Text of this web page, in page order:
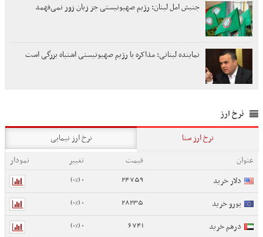
جنبش امل لبنان: رژیم صهیونیستی جز زبان زور نمی‌فهمد
نماینده لبنانی: مذاکره با رژیم صهیونیستی اشتباه بزرگی است
نرخ ارز
نرخ ارز سنا
نرخ ارز نیمایی
عنوان
قیمت تغییر
نمودار
دلار خرید
24759
0 (0%)
یورو خرید 28235
0 (0%)
درهم خرید 6741
0 (0%)